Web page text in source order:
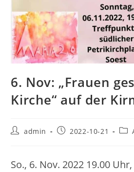
6. Nov: „Frauen
Kirche“ auf der
Beitrags-
admin
Beitrag2022-10-21
So., 6. Nov. 2022 19.00